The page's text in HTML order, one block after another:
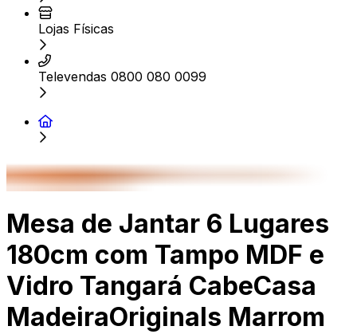
Lojas Físicas
Televendas 0800 080 0099
Mesa de Jantar 6 Lugares
180cm com Tampo MDF e
Vidro Tangará CabeCasa
MadeiraOriginals Marrom